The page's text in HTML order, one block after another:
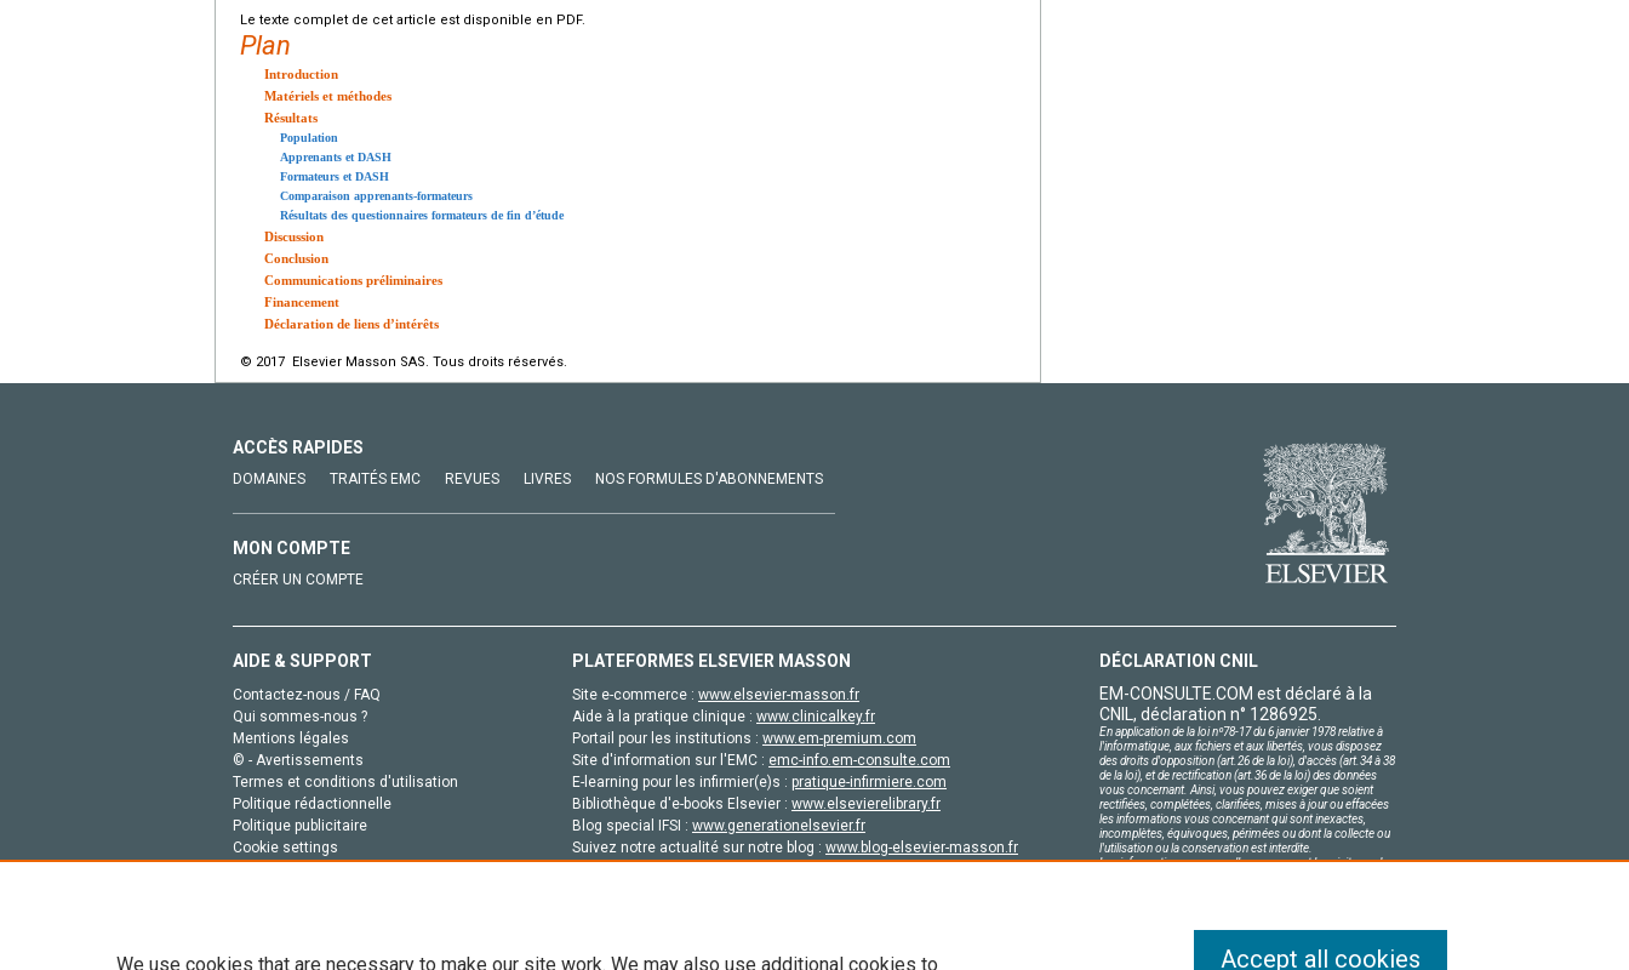
Le texte complet de cet article est disponible en PDF.
Plan
Introduction
Matériels et méthodes
Résultats
Population
Apprenants et DASH
Formateurs et DASH
Comparaison apprenants-formateurs
Résultats des questionnaires formateurs de fin d’étude
Discussion
Conclusion
Communications préliminaires
Financement
Déclaration de liens d’intérêts
© 2017 Elsevier Masson SAS. Tous droits réservés.
ACCÈS RAPIDES
DOMAINES TRAITÉS EMC REVUES LIVRES NOS FORMULES D'ABONNEMENTS
MON COMPTE
CRÉER UN COMPTE
AIDE & SUPPORT
Contactez-nous / FAQ
Qui sommes-nous ?
Mentions légales
© - Avertissements
Termes et conditions d'utilisation
Politique rédactionnelle
Politique publicitaire
Cookie settings
PLATEFORMES ELSEVIER MASSON
Site e-commerce : www.elsevier-masson.fr
Aide à la pratique clinique : www.clinicalkey.fr
Portail pour les institutions : www.em-premium.com
Site d'information sur l'EMC : emc-info.em-consulte.com
E-learning pour les infirmier(e)s : pratique-infirmiere.com
Bibliothèque d'e-books Elsevier : www.elsevierelibrary.fr
Blog special IFSI : www.generationelsevier.fr
Suivez notre actualité sur notre blog : www.blog-elsevier-masson.fr
DÉCLARATION CNIL
EM-CONSULTE.COM est déclaré à la
CNIL, déclaration n° 1286925.
En application de la loi nº78-17 du 6 janvier 1978 relative à
l'informatique, aux fichiers et aux libertés, vous disposez
des droits d'opposition (art.26 de la loi), d'accès (art.34 à 38
de la loi), et de rectification (art.36 de la loi) des données
vous concernant. Ainsi, vous pouvez exiger que soient
rectifiées, complétées, clarifiées, mises à jour ou effacées
les informations vous concernant qui sont inexactes,
incomplètes, équivoques, périmées ou dont la collecte ou
l'utilisation ou la conservation est interdite.
Les informations personnelles concernant les visiteurs de
We use cookies that are necessary to make our site work. We may also use additional cookies to Accept all cookies